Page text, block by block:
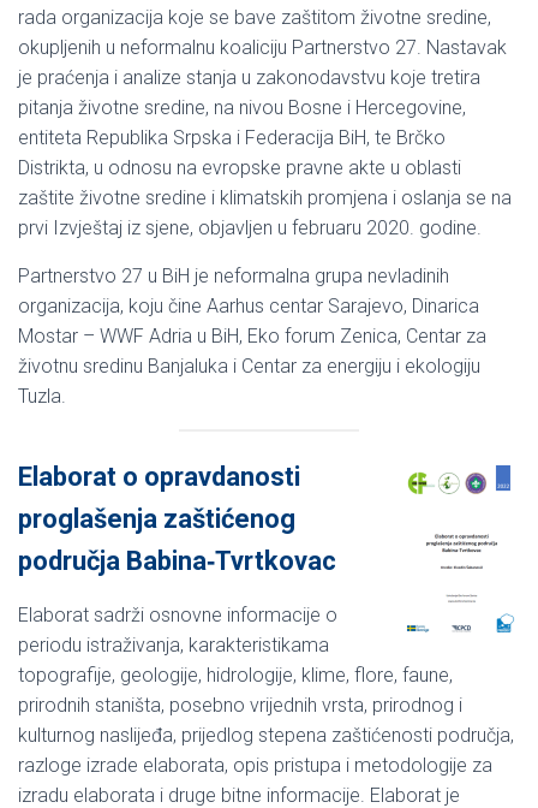
rada organizacija koje se bave zaštitom životne sredine,
okupljenih u neformalnu koaliciju Partnerstvo 27. Nastavak
je praćenja i analize stanja u zakonodavstvu koje tretira
pitanja životne sredine, na nivou Bosne i Hercegovine,
entiteta Republika Srpska i Federacija BiH, te Brčko
Distrikta, u odnosu na evropske pravne akte u oblasti
zaštite životne sredine i klimatskih promjena i oslanja se na
prvi Izvještaj iz sjene, objavljen u februaru 2020. godine.
Partnerstvo 27 u BiH je neformalna grupa nevladinih
organizacija, koju čine Aarhus centar Sarajevo, Dinarica
Mostar – WWF Adria u BiH, Eko forum Zenica, Centar za
životnu sredinu Banjaluka i Centar za energiju i ekologiju
Tuzla.
Elaborat o opravdanosti
proglašenja zaštićenog
područja Babina‐Tvrtkovac
Elaborat sadrži osnovne informacije o
periodu istraživanja, karakteristikama
topografije, geologije, hidrologije, klime, flore, faune,
prirodnih staništa, posebno vrijednih vrsta, prirodnog i
kulturnog naslijeđa, prijedlog stepena zaštićenosti područja,
razloge izrade elaborata, opis pristupa i metodologije za
izradu elaborata i druge bitne informacije. Elaborat je